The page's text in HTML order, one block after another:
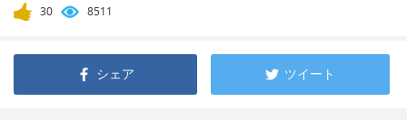
30 8511
シェア ツイート